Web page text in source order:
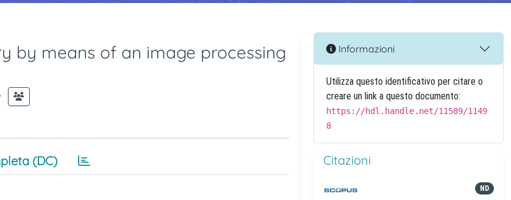
by means of an image processing
(DC)
Informazioni
Utilizza questo identificativo per citare o
creare un link a questo documento:
https://hdl.handle.net/11589/1149
8
Citazioni
ND